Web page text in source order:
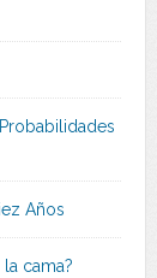
Años
cama?